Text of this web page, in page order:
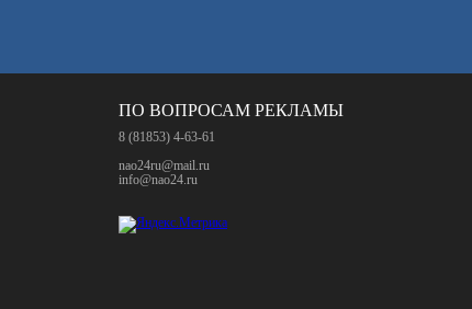
ПО ВОПРОСАМ РЕКЛАМЫ
8 (81853) 4-63-61
nao24ru@mail.ru
info@nao24.ru